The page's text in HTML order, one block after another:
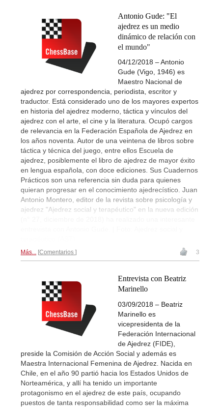
Antonio Gude: "El
ajedrez es un medio
dinámico de relación con
el mundo"
04/12/2018 – Antonio
Gude (Vigo, 1946) es
Maestro Nacional de
ajedrez por correspondencia, periodista, escritor y
traductor. Está considerado uno de los mayores expertos
en historia del ajedrez moderno, táctica y vínculos del
ajedrez con el arte, el cine y la literatura. Ocupó cargos
de relevancia en la Federación Española de Ajedrez en
los años noventa. Autor de una veintena de libros sobre
táctica y técnica del juego, entre ellos Escuela de
ajedrez, posiblemente el libro de ajedrez de mayor éxito
en lengua española, con doce ediciones. Sus Cuadernos
Prácticos son una referencia sin duda para quienes
quieran progresar en el conocimiento ajedrecístico. Juan
Antonio Montero, editor de la revista sobre psicología y
ajedrez "Ajedrez social y terapéutico" en la nueva edición
Más... Comentarios 3
Entrevista con Beatriz
Marinello
03/09/2018 – Beatriz
Marinello es
vicepresidenta de la
Federación Internacional
de Ajedrez (FIDE),
preside la Comisión de Acción Social y además es
Maestra Internacional Femenina de Ajedrez. Nacida en
Chile, en el año 90 partió hacia los Estados Unidos de
Norteamérica, y allí ha tenido un importante
protagonismo en el ajedrez de este país, ocupando
puestos de tanta responsabilidad como ser la máxima